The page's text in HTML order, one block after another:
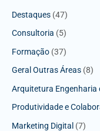
Destaques (47)
Consultoria (5)
Formação (37)
Geral Outras Áreas (8)
Arquitetura Engenharia
Produtividade e
Marketing Digital (7)